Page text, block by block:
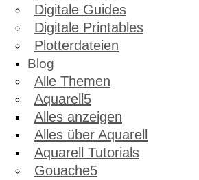
Digitale Guides
Digitale Printables
Plotterdateien
Blog
Alle Themen
Aquarell
Alles anzeigen
Alles über Aquarell
Aquarell Tutorials
Gouache